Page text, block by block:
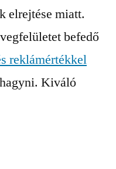
elrejtése miatt.
befedő
reklámértékkel
Kiváló